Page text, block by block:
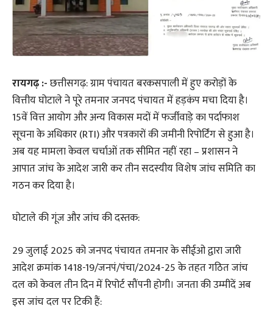
रायगढ़ :-छत्तीसगढ़: ग्राम पंचायत बरकसपाली में हुए करोड़ों के
वित्तीय घोटाले ने पूरे तमनार जनपद पंचायत में हड़कंप मचा दिया है।
15वें वित्त आयोग और अन्य विकास मदों में फर्जीवाड़े का पर्दाफाश
सूचना के अधिकार (RTI) और पत्रकारों की जमीनी रिपोर्टिंग से हुआ है।
अब यह मामला केवल चर्चाओं तक सीमित नहीं रहा – प्रशासन ने
आपात जांच के आदेश जारी कर तीन सदस्यीय विशेष जांच समिति का
गठन कर दिया है।
घोटाले की गूंज और जांच की दस्तक:
29 जुलाई 2025 को जनपद पंचायत तमनार के सीईओ द्वारा जारी
आदेश क्रमांक 1418-19/जनपं/पंचा/2024-25 के तहत गठित जांच
दल को केवल तीन दिन में रिपोर्ट सौंपनी होगी। जनता की उम्मीदें अब
इस जांच दल पर टिकी हैं: